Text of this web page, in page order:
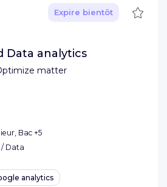
matter
Expire bientôt
Data analytics
Bac +5
/ Data
analytics